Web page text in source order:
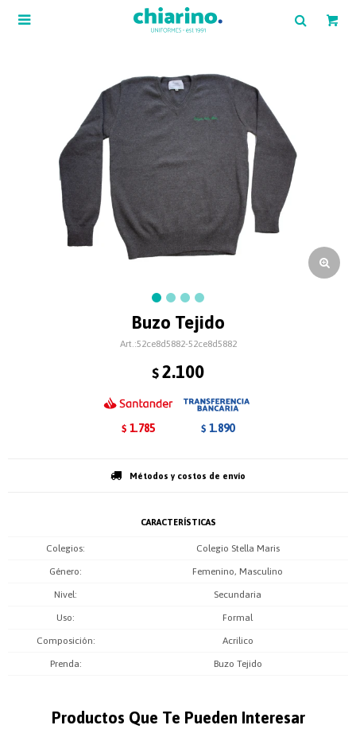

Buzo Tejido
52ce8d5882-52ce8d5882
$ 2.100
$ 1.785 $ 1.890
Métodos y costos de envío
CARACTERÍSTICAS
Colegios Colegio Stella Maris
Género Femenino, Masculino
Nivel Secundaria
Uso Formal
Composición Acrilico
Prenda Buzo Tejido
Productos Que Te Pueden Interesar